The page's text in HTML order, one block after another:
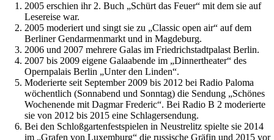
2005 erschien ihr 2. Buch „Schürt das Feuer“ mit dem sie auf
Lesereise war.
2005 moderiert und singt sie zu „Classic open air“ auf dem
Berliner Gendarmenmarkt und in Magdeburg.
2006 und 2007 mehrere Galas im Friedrichstadtpalast Berlin.
2007 bis 2009 eigene Galaabende im „Dinnertheater“ des
Opernpalais Berlin „Unter den Linden“.
Moderierte seit September 2009 bis 2012 bei Radio Paloma
wöchentlich (Sonnabend und Sonntag) die Sendung „Schönes
Wochenende mit Dagmar Frederic“. Bei Radio B 2 moderierte
sie von 2012 bis 2015 eine Schlagersendung.
Bei den Schloßgartenfestspielen in Neustrelitz spielte sie 2014
im „Grafen von Luxemburg“ die russische Gräfin und 2015 vor